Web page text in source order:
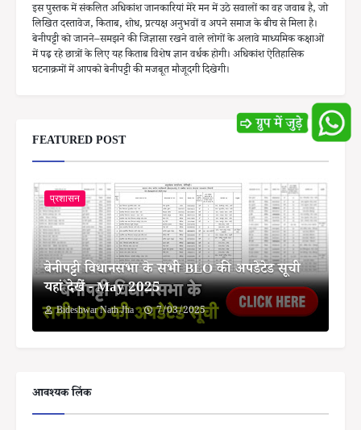
इस पुस्तक में संकलित अधिकांश जानकारियां मेरे मन में उठे सवालों का वह जवाब है, जो
लिखित दस्तावेज, किताब, शोध, प्रत्यक्ष अनुभवों व अपने समाज के बीच से मिला है।
बेनीपट्टी को जानने–समझने की जिज्ञासा रखने वाले लोगों के अलावे माध्यमिक कक्षाओं
में पढ़ रहे छात्रों के लिए यह किताब विशेष ज्ञान वर्धक होगी। अधिकांश ऐतिहासिक
घटनाक्रमों में आपको बेनीपट्टी की मजबूत मौजूदगी दिखेगी।
FEATURED POST
प्रशासन
बेनीपट्टी विधानसभा के सभी BLO की अपडेटेड सूची
यहां देखें - May 2025
Bideshwar Nath Jha 7/03/2025
आवश्यक लिंक